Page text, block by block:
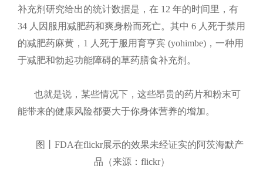
补充剂研究给出的统计数据是，在 12 年的时间里，有
34 人因服用减肥药和爽身粉而死亡。其中 6 人死于禁用
的减肥药麻黄，1 人死于服用育亨宾 (yohimbe)，一种用
于减肥和勃起功能障碍的草药膳食补充剂。
也就是说，某些情况下，这些昂贵的药片和粉末可
能带来的健康风险都要大于你身体营养的增加。
图丨FDA在flickr展示的效果未经证实的阿茨海默产
品（来源：flickr）​